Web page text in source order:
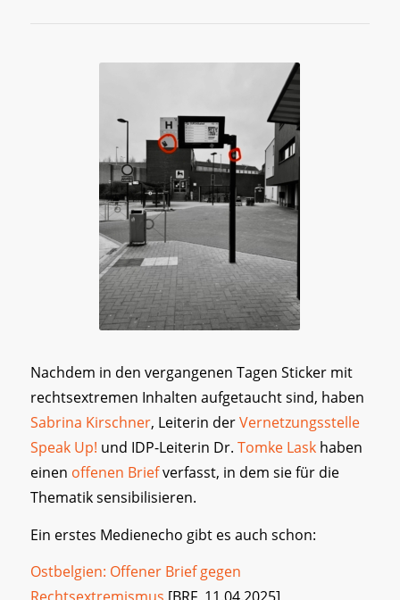
Nachdem in den vergangenen Tagen Sticker mit
rechtsextremen Inhalten aufgetaucht sind, haben
Sabrina Kirschner, Leiterin derVernetzungsstelle
Speak Up! und IDP-Leiterin Dr. Tomke Lask haben
einen offenen Briefverfasst, in dem sie für die
Thematik sensibilisieren.
Ein erstes Medienecho gibt es auch schon:
Ostbelgien: Offener Brief gegen